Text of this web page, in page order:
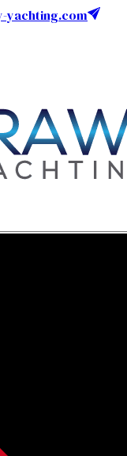
yachting.com